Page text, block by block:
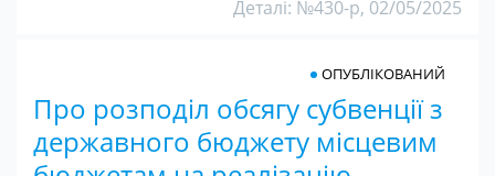
Деталі: №430-р, 02/05/2025
Про розподіл обсягу субвенції з
державного бюджету місцевим
ОПУБЛІКОВАНИЙ